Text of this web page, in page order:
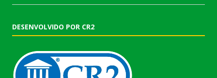
DESENVOLVIDO POR CR2